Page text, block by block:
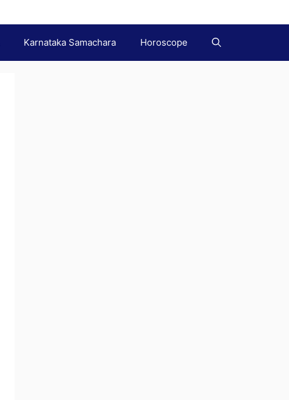
Karnataka Samachara Horoscope